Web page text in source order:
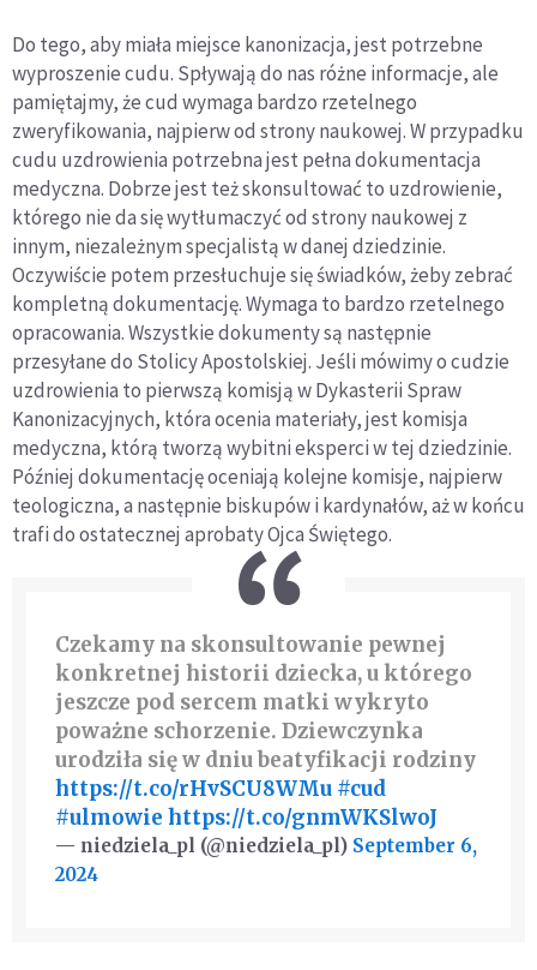
Do tego, aby miała miejsce kanonizacja, jest potrzebne
wyproszenie cudu. Spływają do nas różne informacje, ale
pamiętajmy, że cud wymaga bardzo rzetelnego
zweryfikowania, najpierw od strony naukowej. W przypadku
cudu uzdrowienia potrzebna jest pełna dokumentacja
medyczna. Dobrze jest też skonsultować to uzdrowienie,
którego nie da się wytłumaczyć od strony naukowej z
innym, niezależnym specjalistą w danej dziedzinie.
Oczywiście potem przesłuchuje się świadków, żeby zebrać
kompletną dokumentację. Wymaga to bardzo rzetelnego
opracowania. Wszystkie dokumenty są następnie
przesyłane do Stolicy Apostolskiej. Jeśli mówimy o cudzie
uzdrowienia to pierwszą komisją w Dykasterii Spraw
Kanonizacyjnych, która ocenia materiały, jest komisja
medyczna, którą tworzą wybitni eksperci w tej dziedzinie.
Później dokumentację oceniają kolejne komisje, najpierw
teologiczna, a następnie biskupów i kardynałów, aż w końcu
trafi do ostatecznej aprobaty Ojca Świętego.
Czekamy na skonsultowanie pewnej
konkretnej historii dziecka, u którego
jeszcze pod sercem matki wykryto
poważne schorzenie. Dziewczynka
urodziła się w dniu beatyfikacji rodziny
https://t.co/rHvSCU8WMu #cud
#ulmowie https://t.co/gnmWKSlwoJ
— niedziela_pl (@niedziela_pl) September 6,
2024